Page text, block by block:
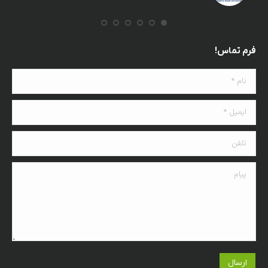
فرم تماس!
نام *
ایمیل *
تلفن
پیام
ارسال